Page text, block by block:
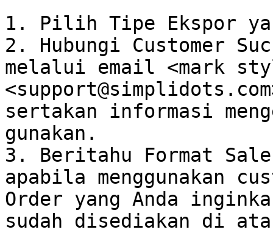
1. Pilih Tipe Ekspor
2. Hubungi Customer
melalui email <mark
sertakan informasi
gunakan.
3. Beritahu Format
apabila menggunakan
Order yang Anda
sudah disediakan di